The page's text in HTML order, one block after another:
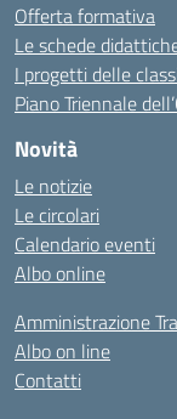
Offerta formativa
Le schede
I progetti delle classi
Piano Triennale
Novità
Le notizie
Le circolari
Calendario eventi
Albo online
Amministrazione
Albo on line
Contatti